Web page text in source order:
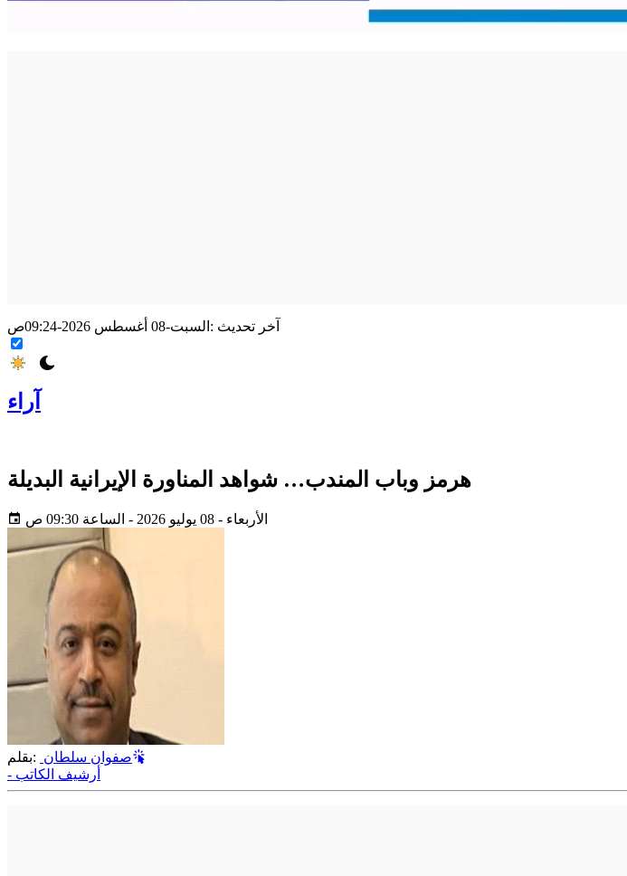
آخر تحديث : السبت-08 أغسطس 2026-09:24ص
آراء
هرمز وباب المندب… شواهد المناورة الإيرانية البديلة
الأربعاء - 08 يوليو 2026 - الساعة 09:30 ص
بقلم: صفوان سلطان
- أرشيف الكاتب